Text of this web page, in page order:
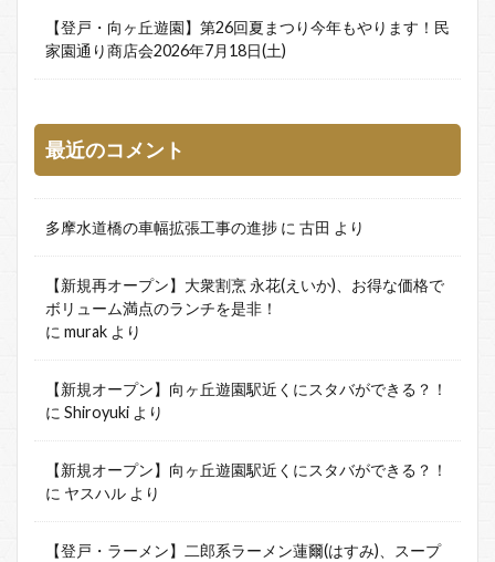
【登戸・向ヶ丘遊園】第26回夏まつり今年もやります！民
家園通り商店会2026年7月18日(土)
最近のコメント
多摩水道橋の車幅拡張工事の進捗 に 古田 より
【新規再オープン】大衆割烹 永花(えいか)、お得な価格で
ボリューム満点のランチを是非！
に murak より
【新規オープン】向ヶ丘遊園駅近くにスタバができる？！
に Shiroyuki より
【新規オープン】向ヶ丘遊園駅近くにスタバができる？！
に ヤスハル より
【登戸・ラーメン】二郎系ラーメン蓮爾(はすみ)、スープ